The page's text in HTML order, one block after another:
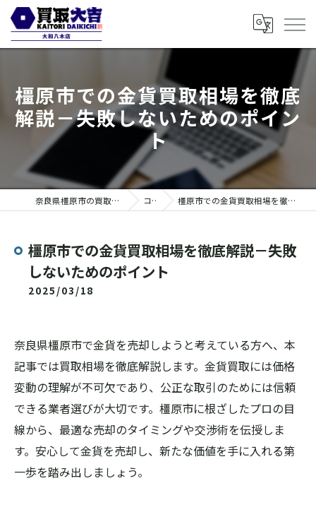
橿原市での金貨買取相場を徹底
解説－失敗しないためのポイン
ト
奈良県橿原市の買取なら買取大吉 大和八木店 コラム 橿原市での金貨買取相場を徹底解説－失敗しないためのポイント
橿原市での金貨買取相場を徹底解説－失敗
しないためのポイント
2025/03/18
奈良県橿原市で金貨を売却しようと考えている方へ、本
記事では買取相場を徹底解説します。金貨買取には価格
変動の理解が不可欠であり、公正な取引のためには信頼
できる業者選びが大切です。橿原市に根ざしたプロの目
線から、最適な売却のタイミングや交渉術を伝授しま
す。安心して金貨を売却し、新たな価値を手に入れる第
一歩を踏み出しましょう。